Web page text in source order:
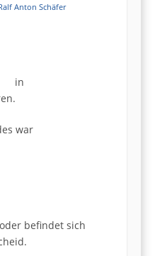
Anton Schäfer
am
in
war
am
befindet sich